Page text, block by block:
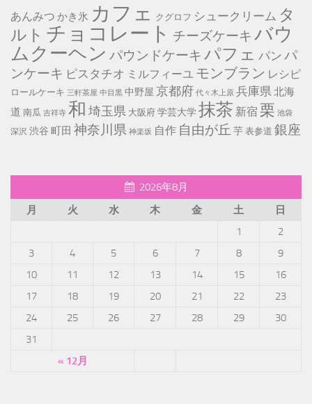
あんみつ かき氷 カフェ クグロフ シュークリーム タ
ルト チョコレート チーズケーキ バウ
ムクーヘン パウンドケーキ パフェ パン パ
ンケーキ ピスタチオ ミルフィーユ モンブラン レシピ
ロールケーキ 三軒茶屋 中目黒 中野屋 京都府 代々木上原 兵庫県 北海
道 南瓜 吉祥寺 和 埼玉県 大阪府 学芸大学抹茶 新宿 栗 池袋
深沢 渋谷 町田 神奈川県 神楽坂 自作 自由が丘 芋 表参道 銀座
2026年8月
月
火 水 木 金 土 日
« 12月
1
2
3
4 5 6 7 8
9
10
11 12 13 14 15
16
17
18 19 20 21 22
23
24
25 26 27 28 29
30
31